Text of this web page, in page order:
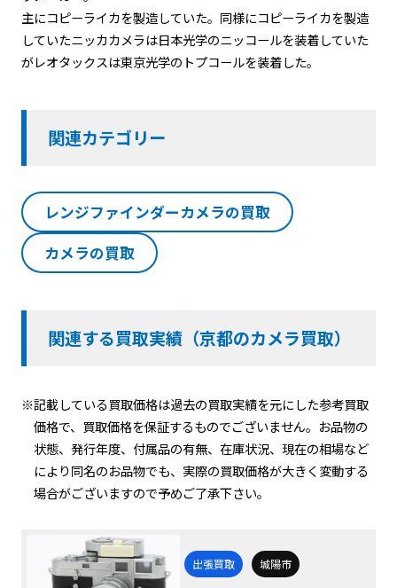
主にコピーライカを製造していた。同様にコピーライカを製造
していたニッカカメラは日本光学のニッコールを装着していた
がレオタックスは東京光学のトプコールを装着した。
関連カテゴリー
レンジファインダーカメラの買取
カメラの買取
関連する買取実績（京都のカメラ買取）
※記載している買取価格は過去の買取実績を元にした参考買取
価格で、買取価格を保証するものでございません。お品物の
状態、発行年度、付属品の有無、在庫状況、現在の相場など
により同名のお品物でも、実際の買取価格が大きく変動する
場合がございますので予めご了承下さい。
出張買取 城陽市